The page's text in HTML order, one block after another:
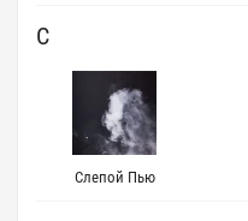
С
Слепой Пью